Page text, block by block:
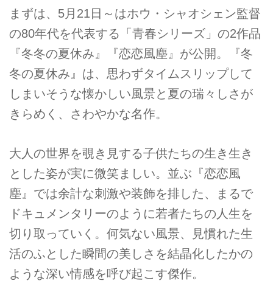
まずは、5月21日～はホウ・シャオシェン監督
の80年代を代表する「青春シリーズ」の2作品
『冬冬の夏休み』『恋恋風塵』が公開。『冬
冬の夏休み』は、思わずタイムスリップして
しまいそうな懐かしい風景と夏の瑞々しさが
きらめく、さわやかな名作。
大人の世界を覗き見する子供たちの生き生き
とした姿が実に微笑ましい。並ぶ『恋恋風
塵』では余計な刺激や装飾を排した、まるで
ドキュメンタリーのように若者たちの人生を
切り取っていく。何気ない風景、見慣れた生
活のふとした瞬間の美しさを結晶化したかの
ような深い情感を呼び起こす傑作。